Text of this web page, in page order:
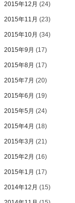
2015年12月 (24)
2015年11月 (23)
2015年10月 (34)
2015年9月 (17)
2015年8月 (17)
2015年7月 (20)
2015年6月 (19)
2015年5月 (24)
2015年4月 (18)
2015年3月 (21)
2015年2月 (16)
2015年1月 (17)
2014年12月 (15)